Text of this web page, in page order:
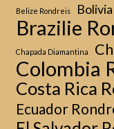
Belize Rondreis
Brazilie
Chapada Diamantina
Colombia
Costa Rica
Ecuador